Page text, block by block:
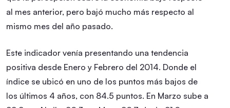
al mes anterior, pero bajó mucho más respecto al
mismo mes del año pasado.
Este indicador venía presentando una tendencia
positiva desde Enero y Febrero del 2014. Donde el
índice se ubicó en uno de los puntos más bajos de
los últimos 4 años, con 84.5 puntos. En Marzo sube a